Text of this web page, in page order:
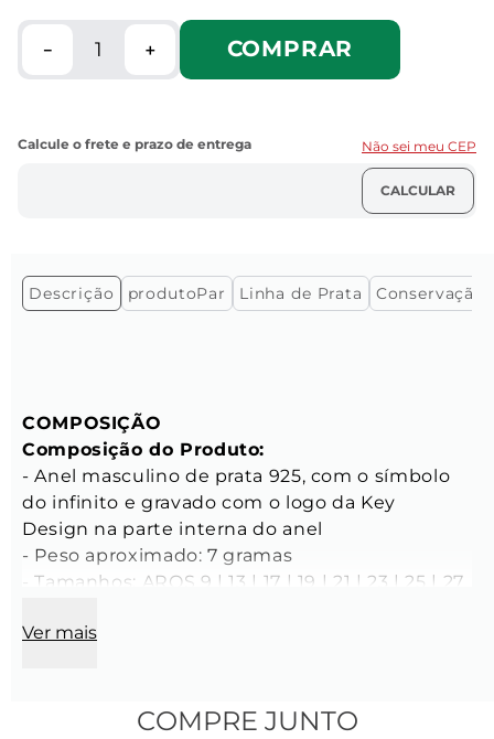
＋
－ COMPRAR
Não sei meu CEP
Descrição produtoPar Linha de Prata Conservação
COMPOSIÇÃO
Composição do Produto:
- Anel masculino de prata 925, com o símbolo
do infinito e gravado com o logo da Key
Design na parte interna do anel
- Peso aproximado: 7 gramas
- Tamanhos: AROS 9 | 13 | 17 | 19 | 21 | 23 | 25 | 27
CARACTERÍSTICAS
- Largura: 3 mm
Ver mais
COMPRE JUNTO